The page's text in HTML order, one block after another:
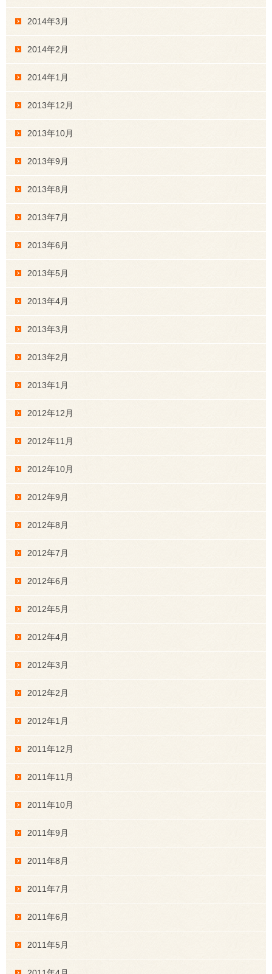
2014年3月
2014年2月
2014年1月
2013年12月
2013年10月
2013年9月
2013年8月
2013年7月
2013年6月
2013年5月
2013年4月
2013年3月
2013年2月
2013年1月
2012年12月
2012年11月
2012年10月
2012年9月
2012年8月
2012年7月
2012年6月
2012年5月
2012年4月
2012年3月
2012年2月
2012年1月
2011年12月
2011年11月
2011年10月
2011年9月
2011年8月
2011年7月
2011年6月
2011年5月